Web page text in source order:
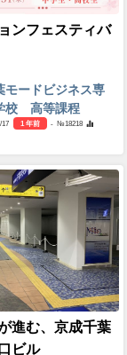
ンフェスティバ
モードビジネス専
校 高等課程
17 1 年前
- №18218
進む、京成千葉
ビル